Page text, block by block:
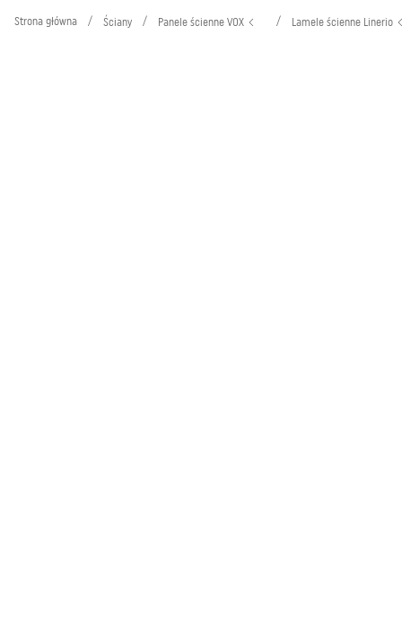
Strona główna / Ściany / Panele ścienne VOX / Lamele ścienne Linerio